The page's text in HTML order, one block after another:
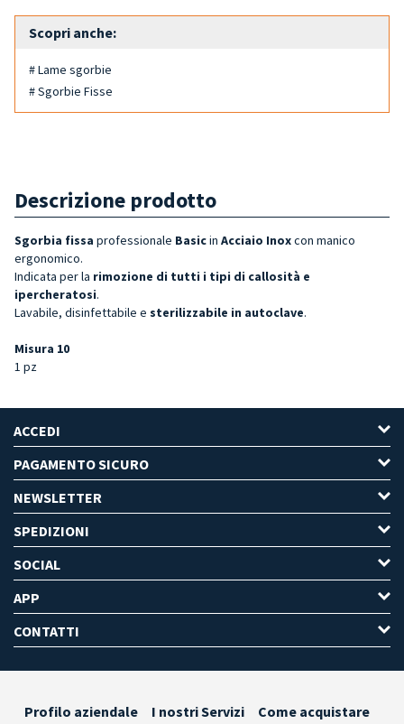
Scopri anche:
# Lame sgorbie
# Sgorbie Fisse
Descrizione prodotto
Sgorbia fissa professionale Basicin Acciaio Inoxcon manico
ergonomico.
Indicata per la rimozione di tutti i tipi di callosità e
ipercheratosi.
Lavabile, disinfettabile e sterilizzabile in autoclave.
Misura 10
1 pz
ACCEDI
PAGAMENTO SICURO
NEWSLETTER
SPEDIZIONI
SOCIAL
APP
CONTATTI
Profilo aziendale I nostri Servizi Come acquistare